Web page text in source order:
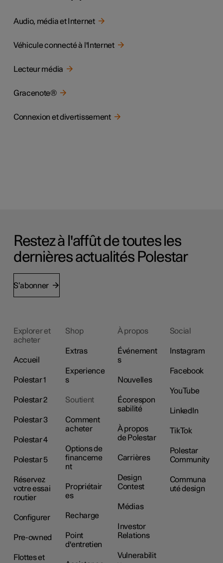
Audio, média et Internet
Véhicule connecté à l'Internet
Lecteur média
Gracenote®
Connexion et divertissement
Restez à l'affût de toutes les
dernières actualités Polestar
S’abonner
Explorer et
acheter
Accueil
Polestar 1
Polestar 2
Polestar 3
Polestar 4
Polestar 5
Réservez
votre essai
routier
Configurer
Pre-owned
Flottes et
Shop
Extras
Experience
s
Soutient
Comment
acheter
Options de
financeme
nt
Propriétair
es
Recharge
Point
d'entretien
À propos
Événement
s
Nouvelles
Écorespon
sabilité
À propos
de Polestar
Carrières
Design
Contest
Médias
Investor
Relations
Vulnerabilit
Social
Instagram
Facebook
YouTube
LinkedIn
TikTok
Polestar
Community
Communa
uté design